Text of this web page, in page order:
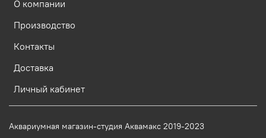
О компании
Производство
Контакты
Доставка
Личный кабинет
Аквариумная магазин-студия Аквамакс 2019-2023